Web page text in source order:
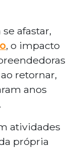
afastar,
, o impacto
retornar,
anos
atividades
própria